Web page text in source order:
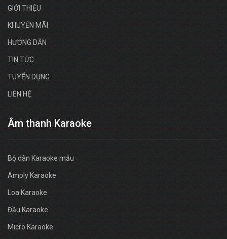
GIỚI THIỆU
KHUYẾN MÃI
HƯỚNG DẪN
TIN TỨC
TUYỂN DỤNG
LIÊN HỆ
Âm thanh Karaoke
Bộ dàn Karaoke mẫu
Amply Karaoke
Loa Karaoke
Đầu Karaoke
Micro Karaoke